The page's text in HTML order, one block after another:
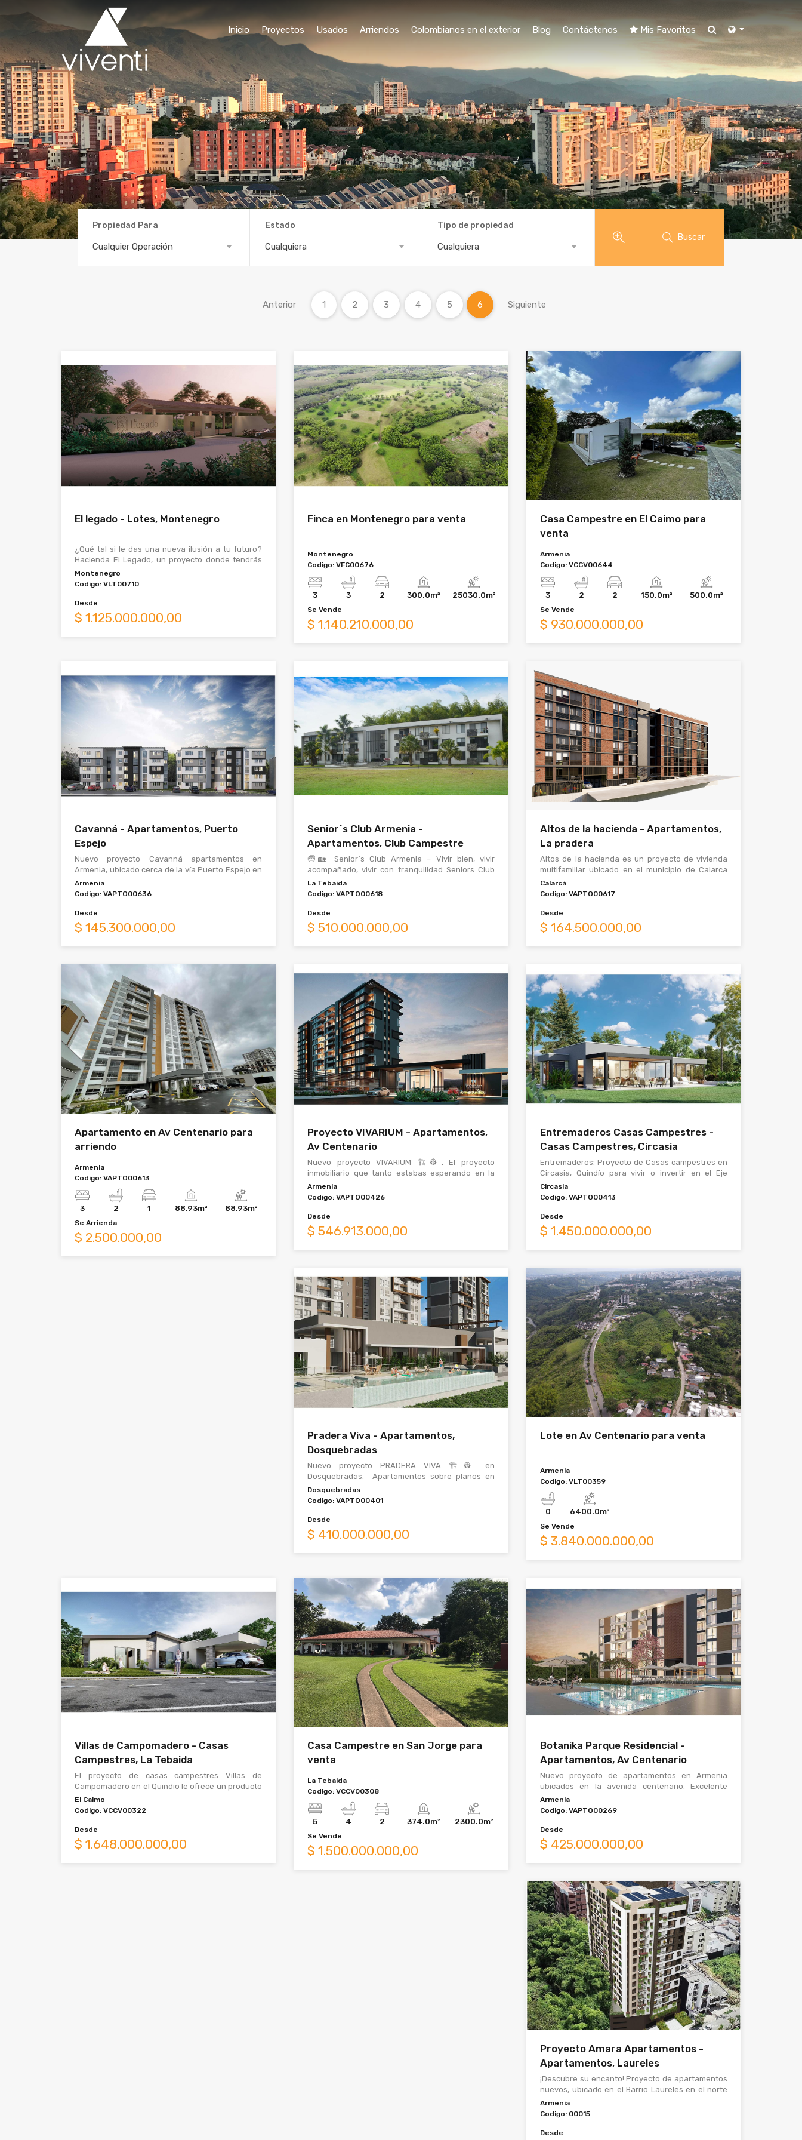
Inicio Proyectos Usados Arriendos Colombianos en el exterior Blog Contáctenos Mis Favoritos
Propiedad Para
Cualquier Operación
Propiedad
Para
Estado
Cualquiera
Estado
Tipo de propiedad
Cualquiera
Tipo
Buscar
Anterior 1 2 3 4 5 6 Siguiente
El legado - Lotes, Montenegro
¿Qué tal si le das una nueva ilusión a tu futuro?
Hacienda El Legado, un proyecto donde tendrás
nuevos caminos, oportunidades y sueños por
Montenegro
Codigo: VLT00710
Desde
$ 1.125.000.000,00
Finca en Montenegro para venta
Montenegro
Codigo: VFC00676
3 3 2 300.0m² 25030.0m²
Se Vende
$ 1.140.210.000,00
Casa Campestre en El Caimo para
venta
Armenia
Codigo: VCCV00644
3 2 2 150.0m² 500.0m²
Se Vende
$ 930.000.000,00
Cavanná - Apartamentos, Puerto
Espejo
Nuevo proyecto Cavanná apartamentos en
Armenia, ubicado cerca de la vía Puerto Espejo en
el barrio Villa Alejandra. El proyecto cuenta con
Armenia
Codigo: VAPTO00636
Desde
$ 145.300.000,00
Senior`s Club Armenia -
Apartamentos, Club Campestre
🧓🏡 Senior`s Club Armenia – Vivir bien, vivir
acompañado, vivir con tranquilidad Seniors Club
Armenia es un proyecto residencial diseñado es
La Tebaida
Codigo: VAPTO00618
Desde
$ 510.000.000,00
Altos de la hacienda - Apartamentos,
La pradera
Altos de la hacienda es un proyecto de vivienda
multifamiliar ubicado en el municipio de Calarca
Quindio, una ciudad con un costo de vida fa
Calarcá
Codigo: VAPTO00617
Desde
$ 164.500.000,00
Apartamento en Av Centenario para
arriendo
Armenia
Codigo: VAPTO00613
3 2 1 88.93m² 88.93m²
Se Arrienda
$ 2.500.000,00
Proyecto VIVARIUM - Apartamentos,
Av Centenario
Nuevo proyecto VIVARIUM 🏗👷. El proyecto
inmobiliario que tanto estabas esperando en la
ciudad de Armenia Quindio. Si buscas una
ubicación e
Armenia
Codigo: VAPTO00426
Desde
$ 546.913.000,00
Entremaderos Casas Campestres -
Casas Campestres, Circasia
Entremaderos: Proyecto de Casas campestres en
Circasia, Quindío para vivir o invertir en el Eje
Cafetero Entremaderos es uno de los proyect
Circasia
Codigo: VAPTO00413
Desde
$ 1.450.000.000,00
Pradera Viva - Apartamentos,
Dosquebradas
Nuevo proyecto PRADERA VIVA 🏗👷 en
Dosquebradas. Apartamentos sobre planos en
conjunto cerrado con excelentes vías de acceso,
un ambiente e
Dosquebradas
Codigo: VAPTO00401
Desde
$ 410.000.000,00
Lote en Av Centenario para venta
Armenia
Codigo: VLT00359
0 6400.0m²
Se Vende
$ 3.840.000.000,00
Villas de Campomadero - Casas
Campestres, La Tebaida
El proyecto de casas campestres Villas de
Campomadero en el Quindio le ofrece un producto
exclusivo donde tendrá lo que siempre soño. Dis
El Caimo
Codigo: VCCV00322
Desde
$ 1.648.000.000,00
Casa Campestre en San Jorge para
venta
La Tebaida
Codigo: VCCV00308
5 4 2 374.0m² 2300.0m²
Se Vende
$ 1.500.000.000,00
Botanika Parque Residencial -
Apartamentos, Av Centenario
Nuevo proyecto de apartamentos en Armenia
ubicados en la avenida centenario. Excelente
ubicación para vivir cerca de todo, privilegiado
adem
Armenia
Codigo: VAPTO00269
Desde
$ 425.000.000,00
Proyecto Amara Apartamentos -
Apartamentos, Laureles
¡Descubre su encanto! Proyecto de apartamentos
nuevos, ubicado en el Barrio Laureles en el norte
de Armenia. Un ambiente ideal para la fam
Armenia
Codigo: 00015
Desde